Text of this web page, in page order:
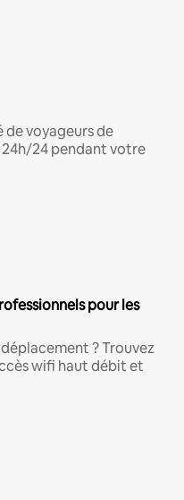
de voyageurs de
24 pendant votre
pour les
? Trouvez
wifi haut débit et